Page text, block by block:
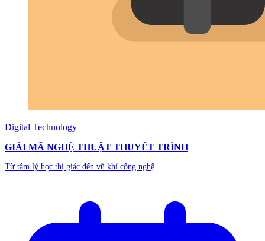
Digital Technology
GIẢI MÃ NGHỆ THUẬT THUYẾT TRÌNH
Từ tâm lý học thị giác đến vũ khí công nghệ